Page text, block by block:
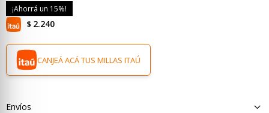
15
$ 2.240
CANJEÁ ACÁ TUS MILLAS ITAÚ
Envíos